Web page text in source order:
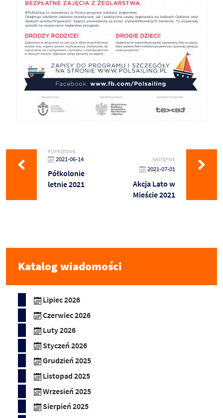
POPRZEDNIE
2021-06-14
Półkolonie
letnie 2021
NASTĘPNIE
2021-07-01
Akcja Lato w
Mieście 2021
Katalog wiadomości
Lipiec 2026
Czerwiec 2026
Luty 2026
Styczeń 2026
Grudzień 2025
Listopad 2025
Wrzesień 2025
Sierpień 2025